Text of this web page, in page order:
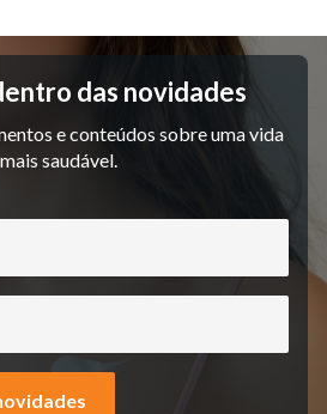
das novidades
e conteúdos sobre uma vida
mais saudável.